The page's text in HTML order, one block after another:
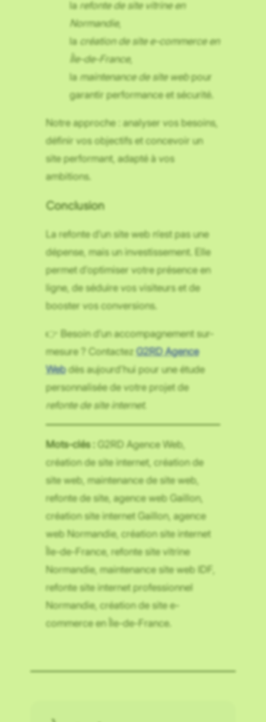
la refonte de site vitrine en
Normandie,
la création de site e-commerce en
Île-de-France,
la maintenance de site webpour
garantir performance et sécurité.
Notre approche : analyser vos besoins,
définir vos objectifs et concevoir un
site performant, adapté à vos
ambitions.
Conclusion
La refonte d’un site web n’est pas une
dépense, mais un investissement. Elle
permet d’optimiser votre présence en
ligne, de séduire vos visiteurs et de
booster vos conversions.
👉 Besoin d’un accompagnement sur-
mesure ? Contactez G2RD Agence
Webdès aujourd’hui pour une étude
personnalisée de votre projet de
refonte de site internet.
Mots-clés :
G2RD Agence Web,
création de site internet, création de
site web, maintenance de site web,
refonte de site, agence web Gaillon,
création site internet Gaillon, agence
web Normandie, création site internet
Île-de-France, refonte site vitrine
Normandie, maintenance site web IDF,
refonte site internet professionnel
Normandie, création de site e-
commerce en Île-de-France.